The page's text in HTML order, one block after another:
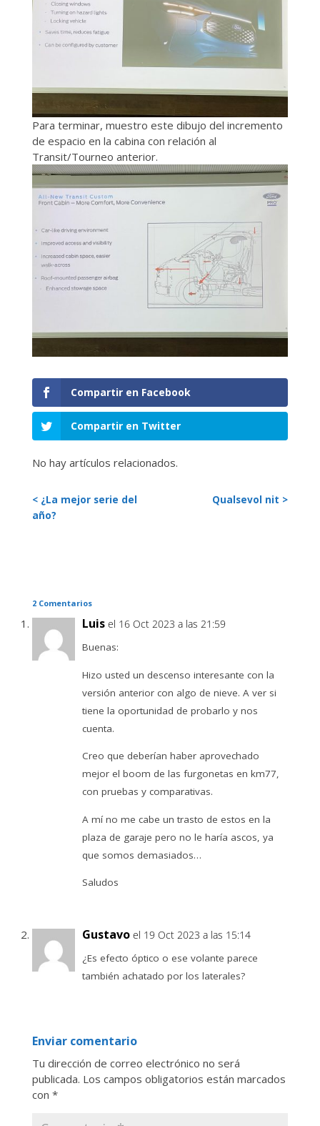
Para terminar, muestro este dibujo del incremento
de espacio en la cabina con relación al
Transit/Tourneo anterior.
Compartir en Facebook
Compartir en Twitter
No hay artículos relacionados.
< ¿La mejor serie del
año?
Qualsevol nit >
2 Comentarios
Luis el 16 Oct 2023 a las 21:59
Buenas:
Hizo usted un descenso interesante con la
versión anterior con algo de nieve. A ver si
tiene la oportunidad de probarlo y nos
cuenta.
Creo que deberían haber aprovechado
mejor el boom de las furgonetas en km77,
con pruebas y comparativas.
A mí no me cabe un trasto de estos en la
plaza de garaje pero no le haría ascos, ya
que somos demasiados…
Saludos
Gustavo el 19 Oct 2023 a las 15:14
¿Es efecto óptico o ese volante parece
también achatado por los laterales?
Enviar comentario
Tu dirección de correo electrónico no será
publicada. Los campos obligatorios están marcados
con *